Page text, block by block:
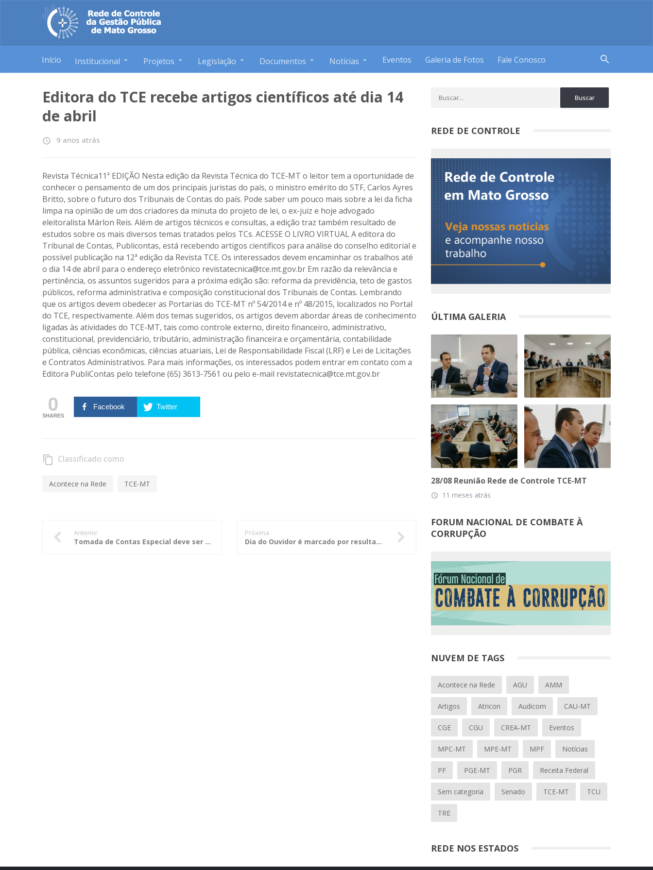
Início Institucional Projetos Legislação Documentos Notícias Eventos Galeria de Fotos Fale Conosco search
Editora do TCE recebe artigos científicos até dia 14
de abril
access_time 9 anos atrás
Revista Técnica11ª EDIÇÃO Nesta edição da Revista Técnica do TCE-MT o leitor tem a oportunidade de
conhecer o pensamento de um dos principais juristas do país, o ministro emérito do STF, Carlos Ayres
Britto, sobre o futuro dos Tribunais de Contas do país. Pode saber um pouco mais sobre a lei da ficha
limpa na opinião de um dos criadores da minuta do projeto de lei, o ex-juiz e hoje advogado
eleitoralista Márlon Reis. Além de artigos técnicos e consultas, a edição traz também resultado de
estudos sobre os mais diversos temas tratados pelos TCs. ACESSE O LIVRO VIRTUAL A editora do
Tribunal de Contas, Publicontas, está recebendo artigos científicos para análise do conselho editorial e
possível publicação na 12ª edição da Revista TCE. Os interessados devem encaminhar os trabalhos até
o dia 14 de abril para o endereço eletrônico revistatecnica@tce.mt.gov.br Em razão da relevância e
pertinência, os assuntos sugeridos para a próxima edição são: reforma da previdência, teto de gastos
públicos, reforma administrativa e composição constitucional dos Tribunais de Contas. Lembrando
que os artigos devem obedecer as Portarias do TCE-MT nº 54/2014 e nº 48/2015, localizados no Portal
do TCE, respectivamente. Além dos temas sugeridos, os artigos devem abordar áreas de conhecimento
ligadas às atividades do TCE-MT, tais como controle externo, direito financeiro, administrativo,
constitucional, previdenciário, tributário, administração financeira e orçamentária, contabilidade
pública, ciências econômicas, ciências atuariais, Lei de Responsabilidade Fiscal (LRF) e Lei de Licitações
e Contratos Administrativos. Para mais informações, os interessados podem entrar em contato com a
Editora PubliContas pelo telefone (65) 3613-7561 ou pelo e-mail revistatecnica@tce.mt.gov.br
0
SHARES
Facebook Twitter
content_copy Classificado como
Acontece na Rede TCE-MT
Anterior
Tomada de Contas Especial deve ser refeita para citar ex-secretário de Obras
Próxima
Dia do Ouvidor é marcado por resultados positivos da Ouvidoria do TCE-MT
REDE DE CONTROLE
ÚLTIMA GALERIA
28/08 Reunião Rede de Controle TCE-MT
access_time 11 meses atrás
FORUM NACIONAL DE COMBATE À
CORRUPÇÃO
NUVEM DE TAGS
Acontece na Rede AGU AMM
Artigos Atricon Audicom CAU-MT
CGE CGU CREA-MT Eventos
MPC-MT MPE-MT MPF Notícias
PF PGE-MT PGR Receita Federal
Sem categoria Senado TCE-MT TCU
TRE
REDE NOS ESTADOS